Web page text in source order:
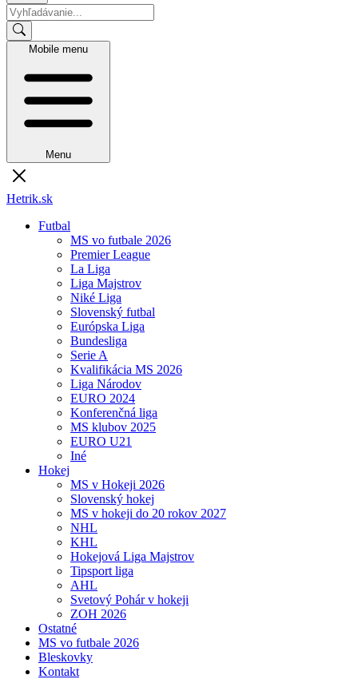
Mobile menu
Menu
Hetrik.sk
Futbal
MS vo futbale 2026
Premier League
La Liga
Liga Majstrov
Niké Liga
Slovenský futbal
Európska Liga
Bundesliga
Serie A
Kvalifikácia MS 2026
Liga Národov
EURO 2024
Konferenčná liga
MS klubov 2025
EURO U21
Iné
Hokej
MS v Hokeji 2026
Slovenský hokej
MS v hokeji do 20 rokov 2027
NHL
KHL
Hokejová Liga Majstrov
Tipsport liga
AHL
Svetový Pohár v hokeji
ZOH 2026
Ostatné
MS vo futbale 2026
Bleskovky
Kontakt